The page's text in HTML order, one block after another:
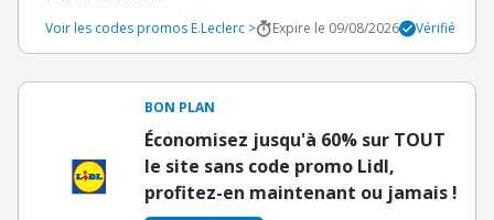
Voir les codes promos E.Leclerc >
Expire le 09/08/2026 Vérifié
BON PLAN
Économisez jusqu'à 60% sur TOUT
le site sans code promo Lidl,
profitez-en maintenant ou jamais !